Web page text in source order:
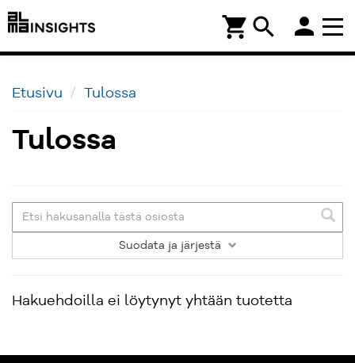
search
shopping_cart person
Etusivu Tulossa
Tulossa
Suodata ja järjestä
Hakuehdoilla ei löytynyt yhtään tuotetta